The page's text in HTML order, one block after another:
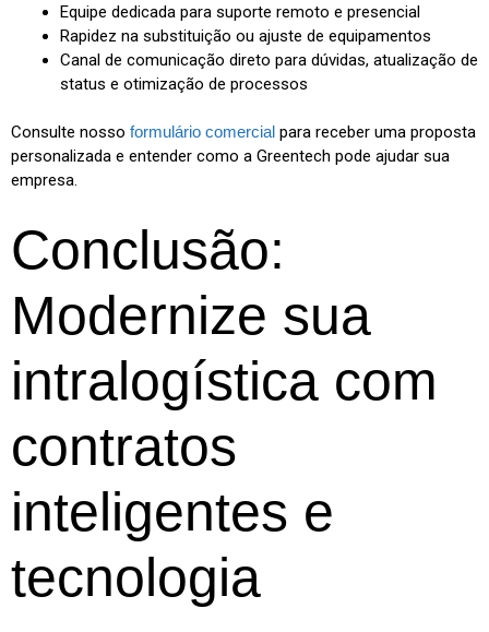
Equipe dedicada para suporte remoto e presencial
Rapidez na substituição ou ajuste de equipamentos
Canal de comunicação direto para dúvidas, atualização de
status e otimização de processos
Consulte nosso formulário comercial para receber uma proposta
personalizada e entender como a Greentech pode ajudar sua
empresa.
Conclusão:
Modernize sua
intralogística com
contratos
inteligentes e
tecnologia